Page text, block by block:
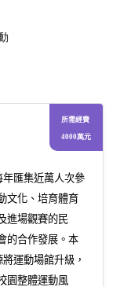
所需經費
4000萬元
年匯集近萬人次參
文化、培育體育
進場觀賽的民
的合作發展。本
運動場館升級，
園整體運動風